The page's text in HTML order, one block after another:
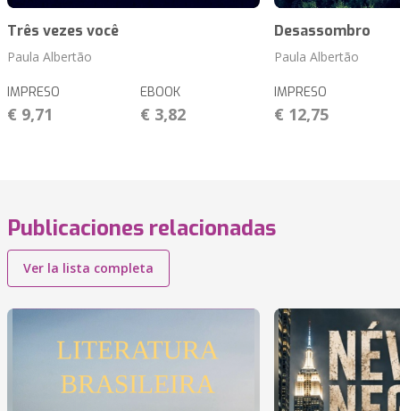
Três vezes você
Paula Albertão
IMPRESO
€ 9,71
EBOOK
€ 3,82
Desassombro
Paula Albertão
IMPRESO
€ 12,75
Publicaciones relacionadas
Ver la lista completa